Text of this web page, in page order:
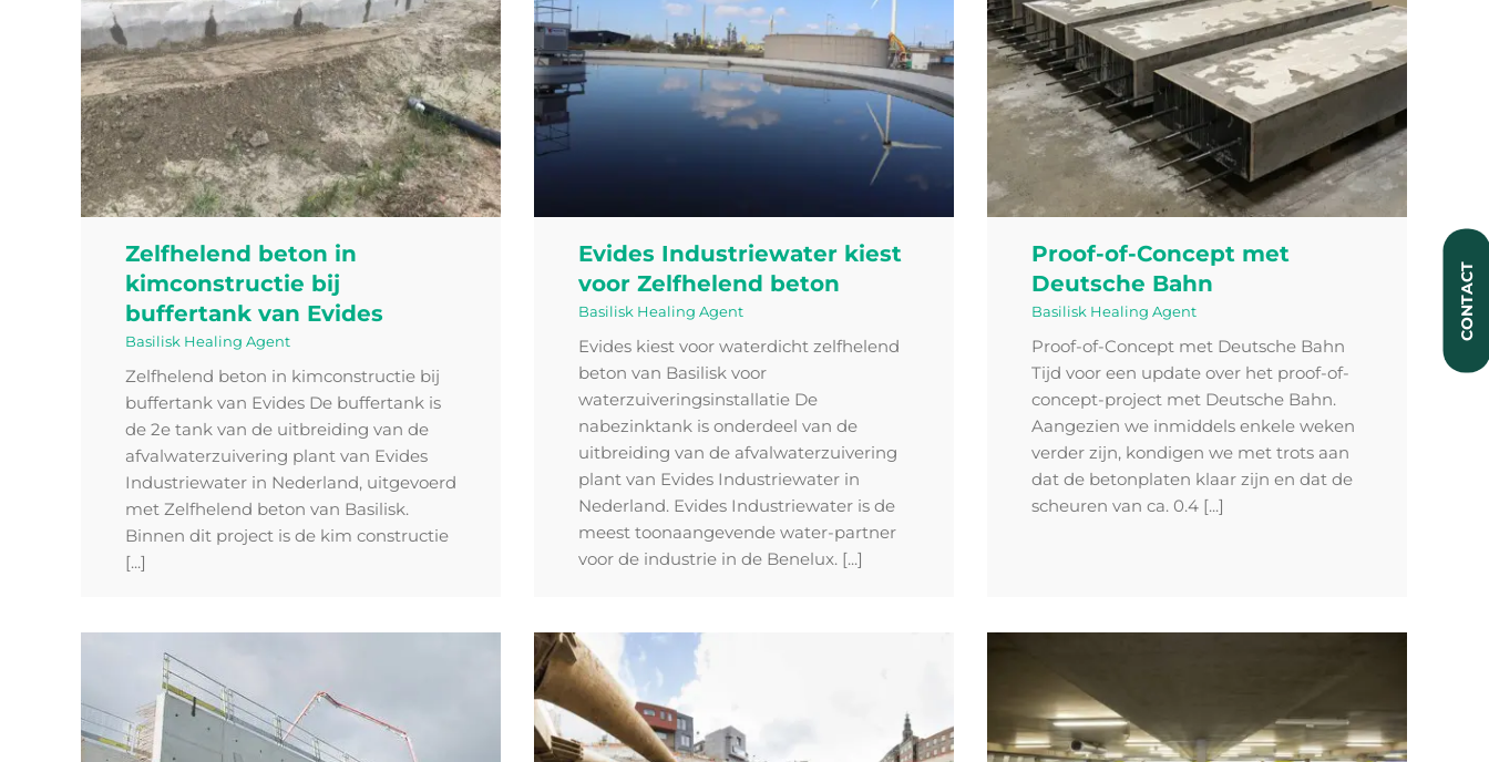
Zelfhelend beton in
kimconstructie bij
buffertank van Evides
Basilisk Healing Agent
Zelfhelend beton in kimconstructie bij
buffertank van Evides De buffertank is
de 2e tank van de uitbreiding van de
afvalwaterzuivering plant van Evides
Industriewater in Nederland, uitgevoerd
met Zelfhelend beton van Basilisk.
Binnen dit project is de kim constructie
[...]
Evides Industriewater kiest
voor Zelfhelend beton
Basilisk Healing Agent
Evides kiest voor waterdicht zelfhelend
beton van Basilisk voor
waterzuiveringsinstallatie De
nabezinktank is onderdeel van de
uitbreiding van de afvalwaterzuivering
plant van Evides Industriewater in
Nederland. Evides Industriewater is de
meest toonaangevende water-partner
voor de industrie in de Benelux. [...]
Proof-of-Concept met
Deutsche Bahn
Basilisk Healing Agent
Proof-of-Concept met Deutsche Bahn
Tijd voor een update over het proof-of-
concept-project met Deutsche Bahn.
Aangezien we inmiddels enkele weken
verder zijn, kondigen we met trots aan
dat de betonplaten klaar zijn en dat de
scheuren van ca. 0.4 [...]
CONTACT